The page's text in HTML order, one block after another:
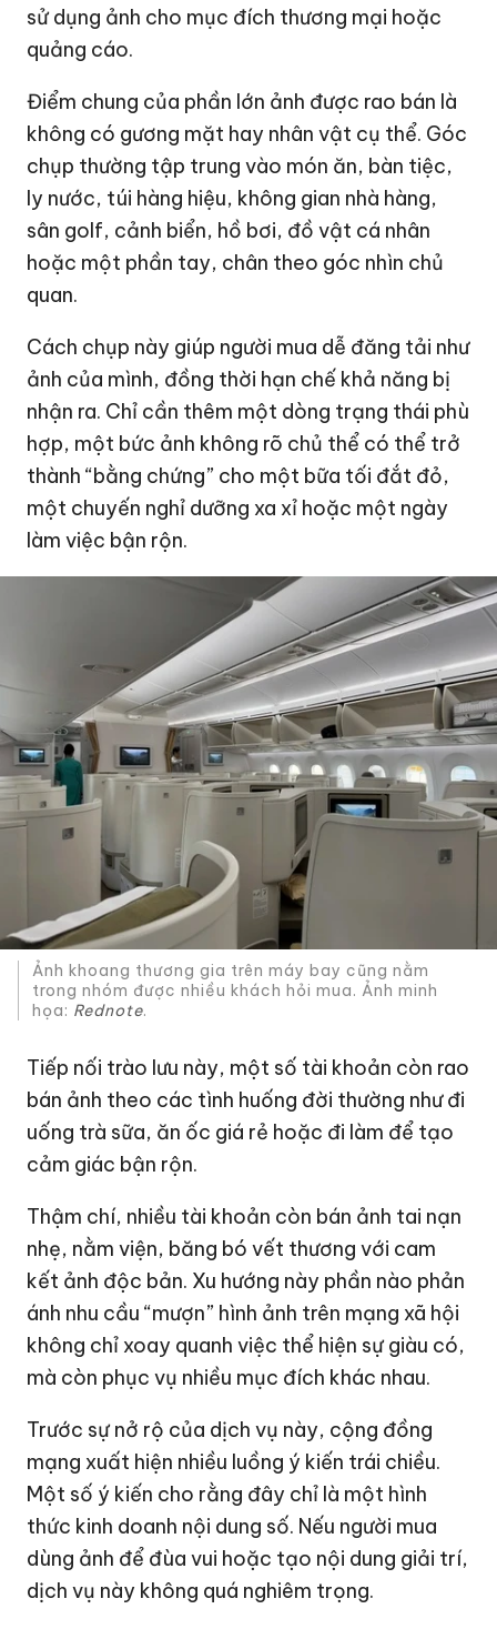
sử dụng ảnh cho mục đích thương mại hoặc
quảng cáo.
Điểm chung của phần lớn ảnh được rao bán là
không có gương mặt hay nhân vật cụ thể. Góc
chụp thường tập trung vào món ăn, bàn tiệc,
ly nước, túi hàng hiệu, không gian nhà hàng,
sân golf, cảnh biển, hồ bơi, đồ vật cá nhân
hoặc một phần tay, chân theo góc nhìn chủ
quan.
Cách chụp này giúp người mua dễ đăng tải như
ảnh của mình, đồng thời hạn chế khả năng bị
nhận ra. Chỉ cần thêm một dòng trạng thái phù
hợp, một bức ảnh không rõ chủ thể có thể trở
thành “bằng chứng” cho một bữa tối đắt đỏ,
một chuyến nghỉ dưỡng xa xỉ hoặc một ngày
làm việc bận rộn.
Ảnh khoang thương gia trên máy bay cũng nằm
trong nhóm được nhiều khách hỏi mua. Ảnh minh
họa: Rednote.
Tiếp nối trào lưu này, một số tài khoản còn rao
bán ảnh theo các tình huống đời thường như đi
uống trà sữa, ăn ốc giá rẻ hoặc đi làm để tạo
cảm giác bận rộn.
Thậm chí, nhiều tài khoản còn bán ảnh tai nạn
nhẹ, nằm viện, băng bó vết thương với cam
kết ảnh độc bản. Xu hướng này phần nào phản
ánh nhu cầu “mượn” hình ảnh trên mạng xã hội
không chỉ xoay quanh việc thể hiện sự giàu có,
mà còn phục vụ nhiều mục đích khác nhau.
Trước sự nở rộ của dịch vụ này, cộng đồng
mạng xuất hiện nhiều luồng ý kiến trái chiều.
Một số ý kiến cho rằng đây chỉ là một hình
thức kinh doanh nội dung số. Nếu người mua
dùng ảnh để đùa vui hoặc tạo nội dung giải trí,
dịch vụ này không quá nghiêm trọng.